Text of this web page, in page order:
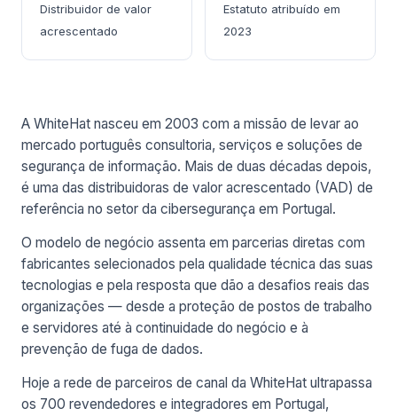
Distribuidor de valor
acrescentado
Estatuto atribuído em
2023
A WhiteHat nasceu em 2003 com a missão de levar ao
mercado português consultoria, serviços e soluções de
segurança de informação. Mais de duas décadas depois,
é uma das distribuidoras de valor acrescentado (VAD) de
referência no setor da cibersegurança em Portugal.
O modelo de negócio assenta em parcerias diretas com
fabricantes selecionados pela qualidade técnica das suas
tecnologias e pela resposta que dão a desafios reais das
organizações — desde a proteção de postos de trabalho
e servidores até à continuidade do negócio e à
prevenção de fuga de dados.
Hoje a rede de parceiros de canal da WhiteHat ultrapassa
os 700 revendedores e integradores em Portugal,